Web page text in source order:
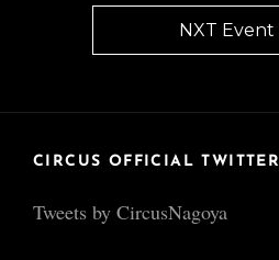
NXT Event
CIRCUS OFFICIAL TWITTER
Tweets by CircusNagoya